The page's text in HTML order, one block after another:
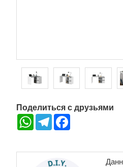
Поделиться с друзьями
WhatsAppTelegram